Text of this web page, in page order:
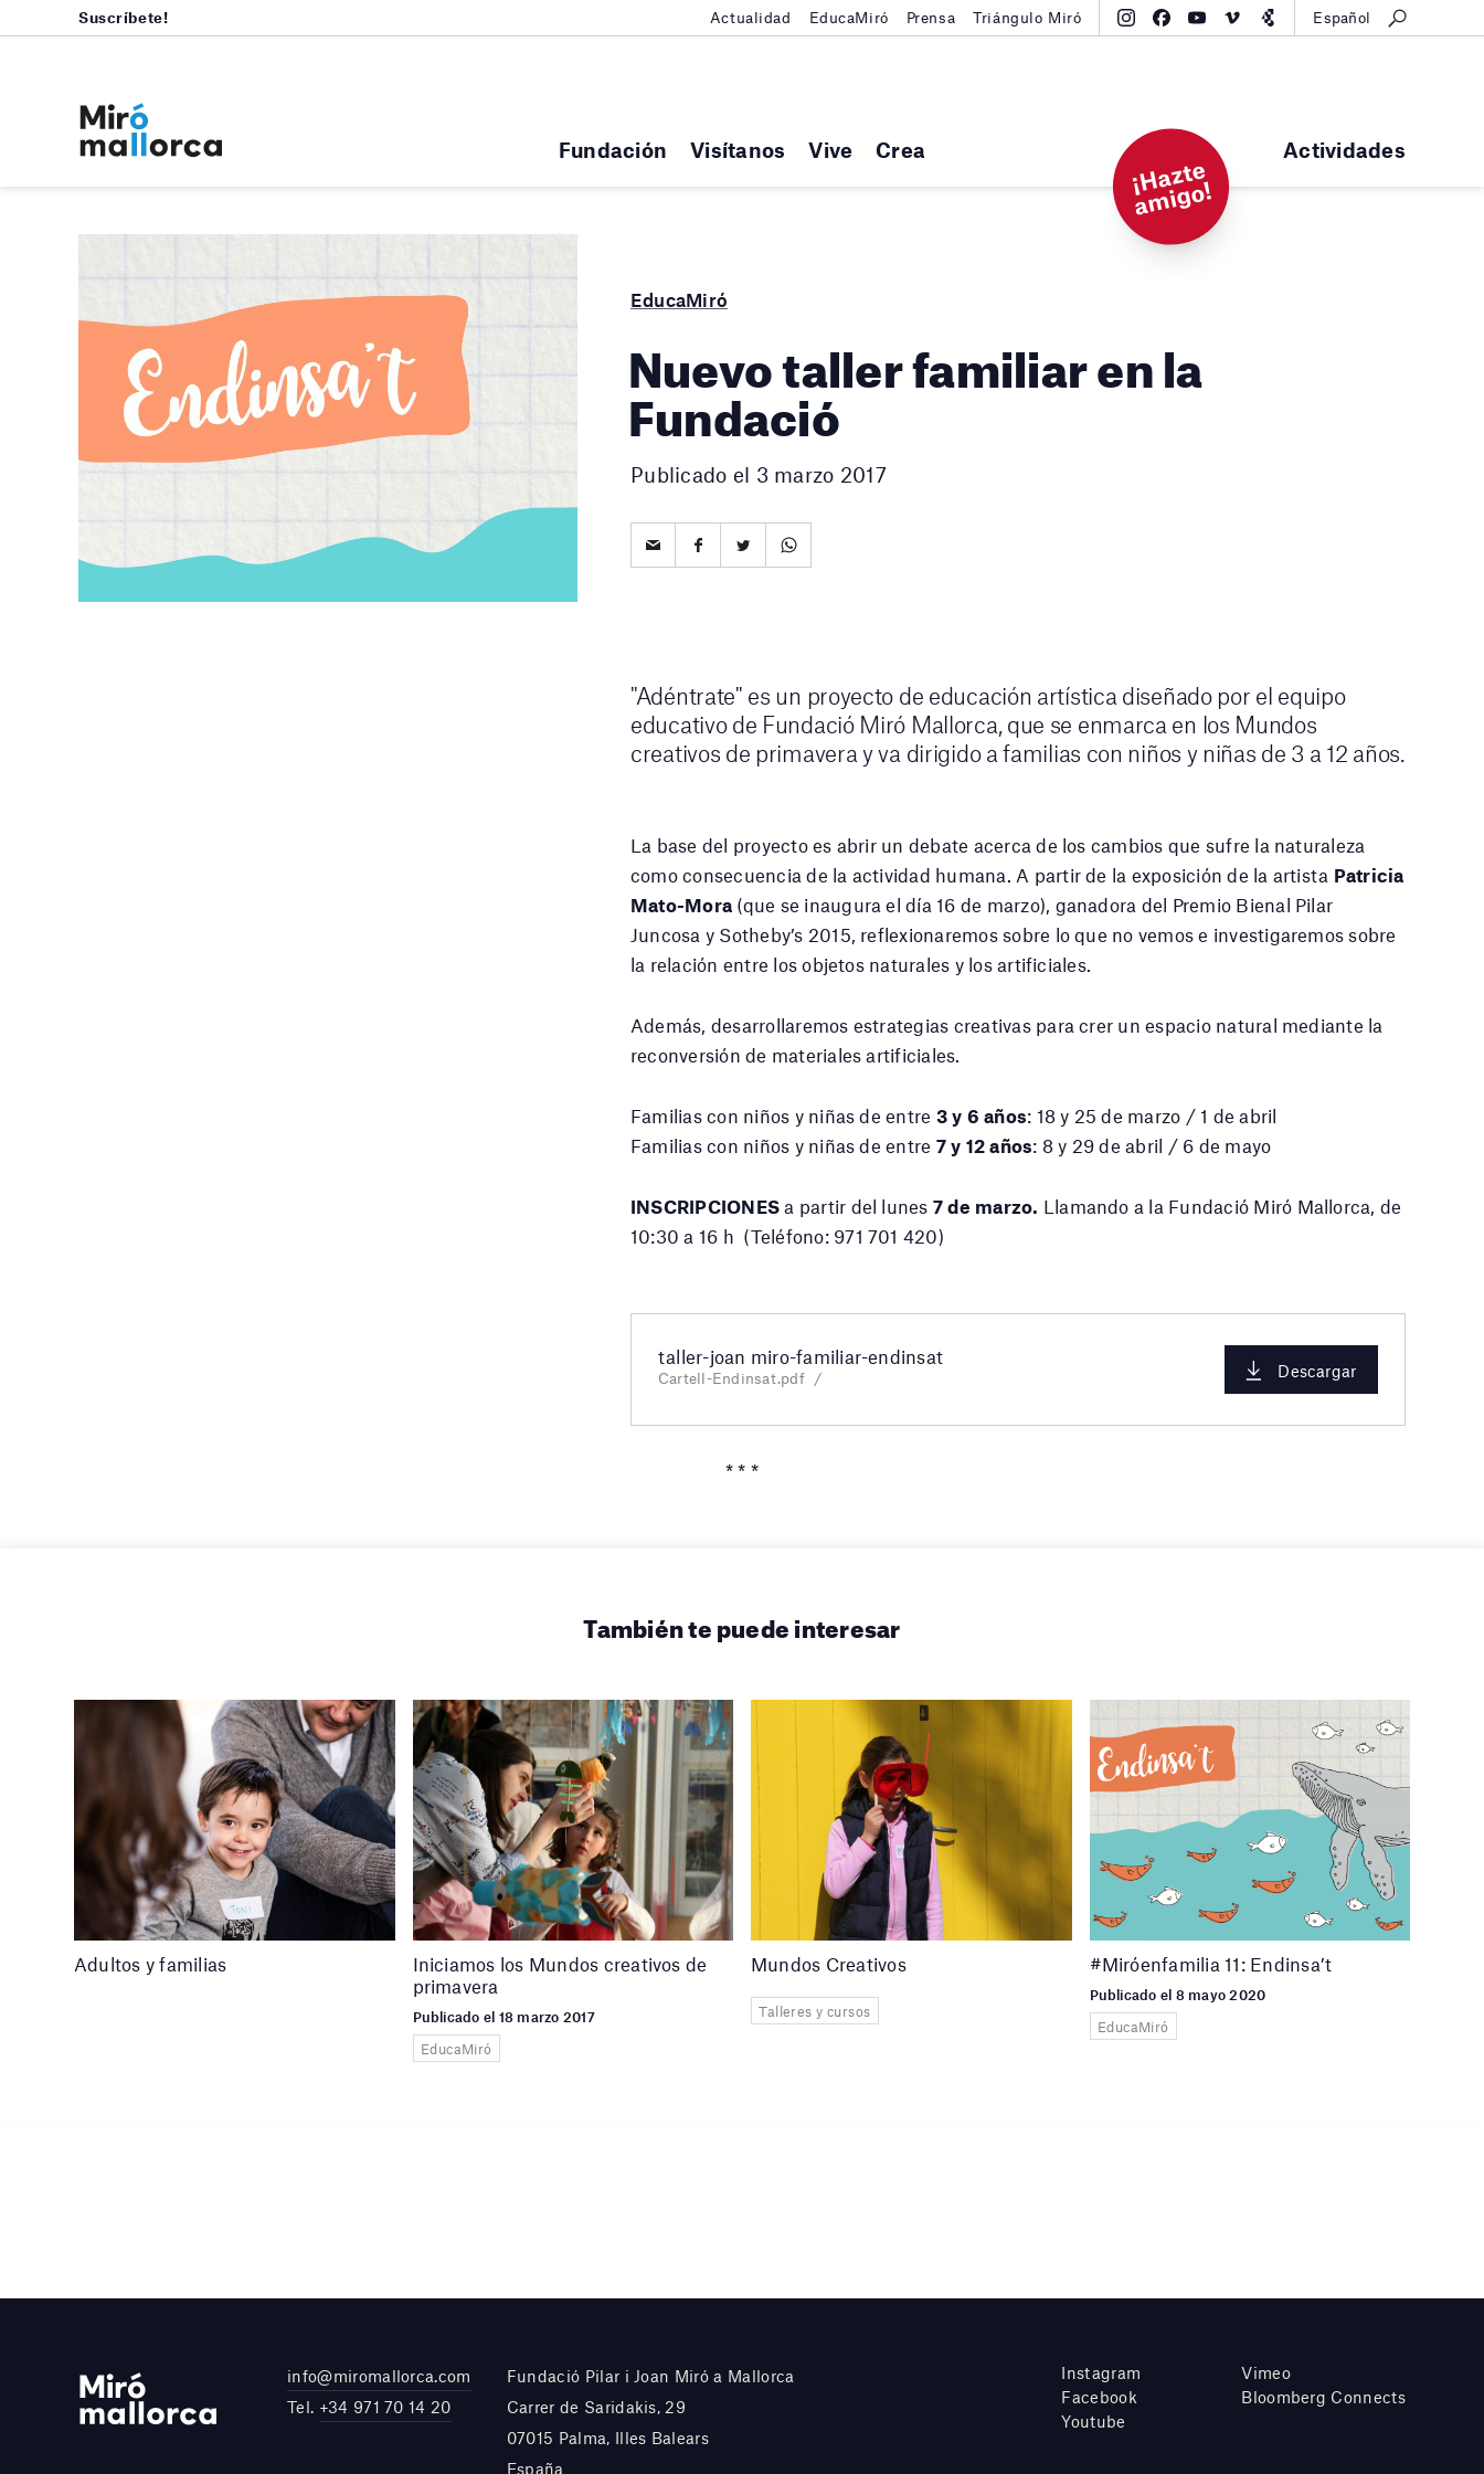
Fundación Visítanos Vive Crea Actividades
Suscríbete! Actualidad EducaMiró Prensa Triángulo Miró Español
¡
H
a
zt
e
a
mi
g
o!
EducaMiró
Nuevo taller familiar en la
Fundació
Publicado el 3 marzo 2017
"Adéntrate" es un proyecto de educación artística diseñado por el equipo
educativo de Fundació Miró Mallorca, que se enmarca en los Mundos
creativos de primavera y va dirigido a familias con niños y niñas de 3 a 12 años.
La base del proyecto es abrir un debate acerca de los cambios que sufre la naturaleza
como consecuencia de la actividad humana. A partir de la exposición de la artista Patricia
Mato-Mora (que se inaugura el día 16 de marzo), ganadora del Premio Bienal Pilar
Juncosa y Sotheby’s 2015, reflexionaremos sobre lo que no vemos e investigaremos sobre
la relación entre los objetos naturales y los artificiales.
Además, desarrollaremos estrategias creativas para crer un espacio natural mediante la
reconversión de materiales artificiales.
Familias con niños y niñas de entre 3 y 6 años: 18 y 25 de marzo / 1 de abril
Familias con niños y niñas de entre 7 y 12 años: 8 y 29 de abril / 6 de mayo
INSCRIPCIONES a partir del lunes 7 de marzo. Llamando a la Fundació Miró Mallorca, de
10:30 a 16 h (Teléfono: 971 701 420)
taller-joan miro-familiar-endinsat
Cartell-Endinsat.pdf Descargar
* * *
También te puede interesar
Adultos y familias
Iniciamos los Mundos creativos de
primavera
Publicado el 18 marzo 2017
EducaMiró
Mundos Creativos
Talleres y cursos
#Miróenfamilia 11: Endinsa’t
Publicado el 8 mayo 2020
EducaMiró
info@miromallorca.com
Tel. +34 971 70 14 20
Fundació Pilar i Joan Miró a Mallorca
Carrer de Saridakis, 29
07015 Palma, Illes Balears
España
Instagram
Facebook
Youtube
Vimeo
Bloomberg Connects